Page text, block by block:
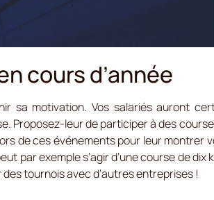
cours d’année
motivation. Vos salariés auront
Proposez-leur de participer à des
de ces événements pour leur montrer
par exemple s’agir d’une course de
des tournois avec d’autres entreprises !